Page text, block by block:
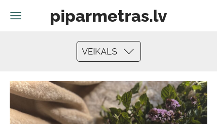
piparmetras.lv
VEIKALS